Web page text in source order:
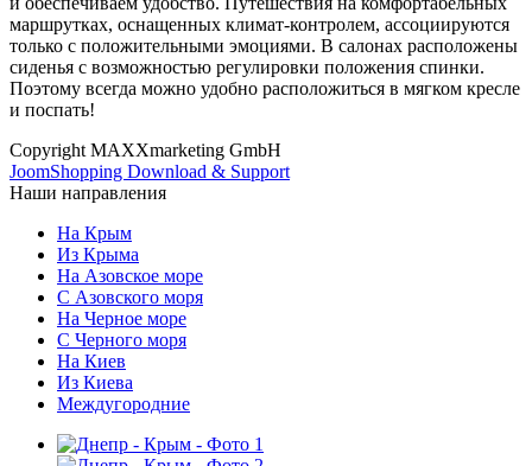
маршрутках, оснащенных климат-контролем, ассоциируются
только с положительными эмоциями. В салонах расположены
сиденья с возможностью регулировки положения спинки.
Поэтому всегда можно удобно расположиться в мягком кресле
и поспать!
Copyright MAXXmarketing GmbH
JoomShopping Download & Support
Наши направления
На Крым
Из Крыма
На Азовское море
С Азовского моря
На Черное море
С Черного моря
На Киев
Из Киева
Междугородние